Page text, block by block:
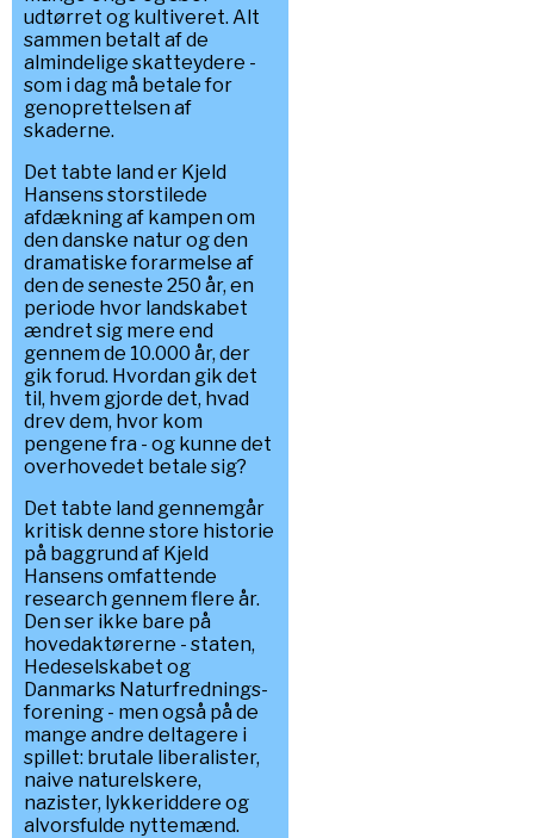
udtørret og kultiveret. Alt
sammen betalt af de
almindelige skatteydere -
som i dag må betale for
genoprettelsen af
skaderne.
Det tabte land er Kjeld
Hansens storstilede
afdækning af kampen om
den danske natur og den
dramatiske forarmelse af
den de seneste 250 år, en
periode hvor landskabet
ændret sig mere end
gennem de 10.000 år, der
gik forud. Hvordan gik det
til, hvem gjorde det, hvad
drev dem, hvor kom
pengene fra - og kunne det
overhovedet betale sig?
Det tabte land gennemgår
kritisk denne store historie
på baggrund af Kjeld
Hansens omfattende
research gennem flere år.
Den ser ikke bare på
hovedaktørerne - staten,
Hedeselskabet og
Danmarks Naturfrednings-
forening - men også på de
mange andre deltagere i
spillet: brutale liberalister,
naive naturelskere,
nazister, lykkeriddere og
alvorsfulde nyttemænd.